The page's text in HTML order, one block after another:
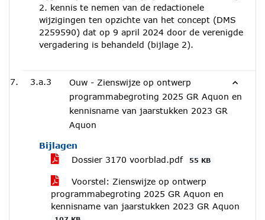
2. kennis te nemen van de redactionele
wijzigingen ten opzichte van het concept (DMS
2259590) dat op 9 april 2024 door de verenigde
vergadering is behandeld (bijlage 2).
3.a.3
Ouw - Zienswijze op ontwerp
programmabegroting 2025 GR Aquon en
kennisname van jaarstukken 2023 GR
Aquon
Bijlagen
Dossier 3170 voorblad.pdf
55 KB
Voorstel: Zienswijze op ontwerp
programmabegroting 2025 GR Aquon en
kennisname van jaarstukken 2023 GR Aquon